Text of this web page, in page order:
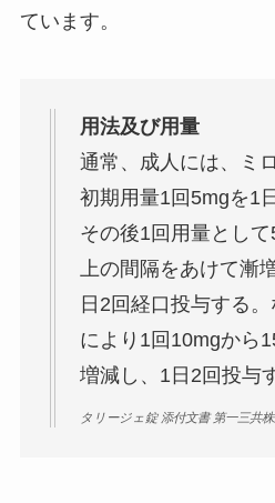
ています。
用法及び用量
通常、成人には、ミ
初期用量1回5mgを1
その後1回用量とし
上の間隔をあけて漸
日2回経口投与する
により1回10mgから
増減し、1日2回投与
タリージェ錠 添付文書 第一三共